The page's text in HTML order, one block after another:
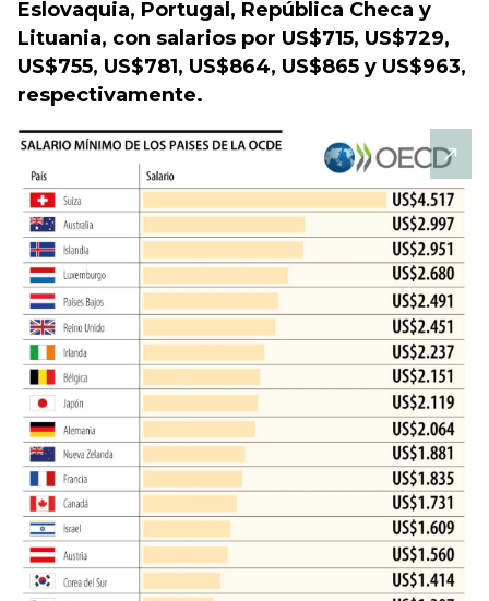
Eslovaquia, Portugal, República Checa y
Lituania, con salarios por US$715, US$729,
US$755, US$781, US$864, US$865 y US$963,
respectivamente.